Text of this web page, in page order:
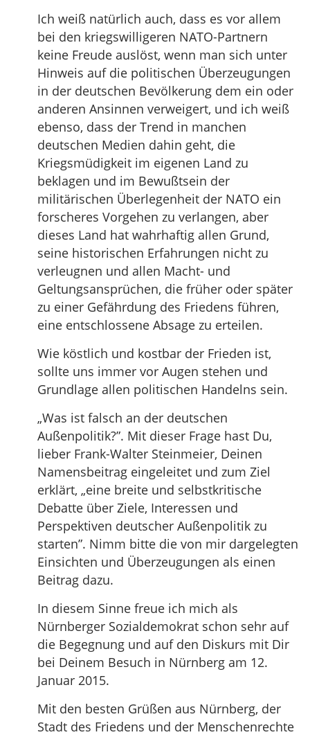
Ich weiß natürlich auch, dass es vor allem
bei den kriegswilligeren NATO-Partnern
keine Freude auslöst, wenn man sich unter
Hinweis auf die politischen Überzeugungen
in der deutschen Bevölkerung dem ein oder
anderen Ansinnen verweigert, und ich weiß
ebenso, dass der Trend in manchen
deutschen Medien dahin geht, die
Kriegsmüdigkeit im eigenen Land zu
beklagen und im Bewußtsein der
militärischen Überlegenheit der NATO ein
forscheres Vorgehen zu verlangen, aber
dieses Land hat wahrhaftig allen Grund,
seine historischen Erfahrungen nicht zu
verleugnen und allen Macht- und
Geltungsansprüchen, die früher oder später
zu einer Gefährdung des Friedens führen,
eine entschlossene Absage zu erteilen.
Wie köstlich und kostbar der Frieden ist,
sollte uns immer vor Augen stehen und
Grundlage allen politischen Handelns sein.
„Was ist falsch an der deutschen
Außenpolitik?”. Mit dieser Frage hast Du,
lieber Frank-Walter Steinmeier, Deinen
Namensbeitrag eingeleitet und zum Ziel
erklärt, „eine breite und selbstkritische
Debatte über Ziele, Interessen und
Perspektiven deutscher Außenpolitik zu
starten”. Nimm bitte die von mir dargelegten
Einsichten und Überzeugungen als einen
Beitrag dazu.
In diesem Sinne freue ich mich als
Nürnberger Sozialdemokrat schon sehr auf
die Begegnung und auf den Diskurs mit Dir
bei Deinem Besuch in Nürnberg am 12.
Januar 2015.
Mit den besten Grüßen aus Nürnberg, der
Stadt des Friedens und der Menschenrechte